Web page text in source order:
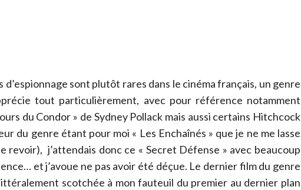
d’espionnage sont plutôt rares dans le cinéma français, un genre
tout particulièrement, avec pour référence notamment
du Condor » de Sydney Pollack mais aussi certains Hitchcock
du genre étant pour moi « Les Enchaînés » que je ne me lasse
revoir), j’attendais donc ce « Secret Défense » avec beaucoup
et j’avoue ne pas avoir été déçue. Le dernier film du genre
littéralement scotchée à mon fauteuil du premier au dernier plan